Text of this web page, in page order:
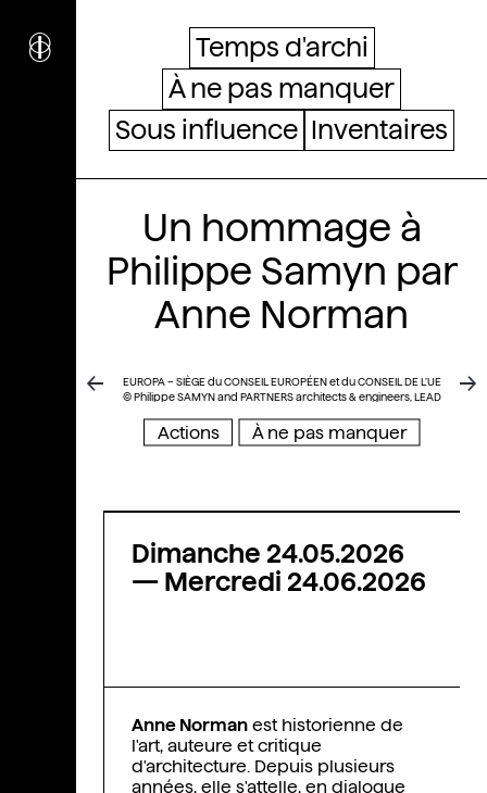
i culturel
rchitecture
Wallonie-Bruxelles
Temps d'archi
À ne pas manquer
Sous influence Inventaires
Un hommage à
Philippe Samyn par
Anne Norman
EUROPA – SIÈGE du CONSEIL EUROPÉEN et du CONSEIL DE L’UE
© Philippe SAMYN and PARTNERS architects & engineers, LEAD
& engineers, Studio Valle Progettazioni architects, Buro Happold
Limited engineers. / Photo : © Quentin Olbrechts © colours :
Actions À ne pas manquer
Dimanche 24.05.2026
— Mercredi 24.06.2026
Anne Norman est historienne de
l'art, auteure et critique
d'architecture. Depuis plusieurs
années, elle s'attelle, en dialogue